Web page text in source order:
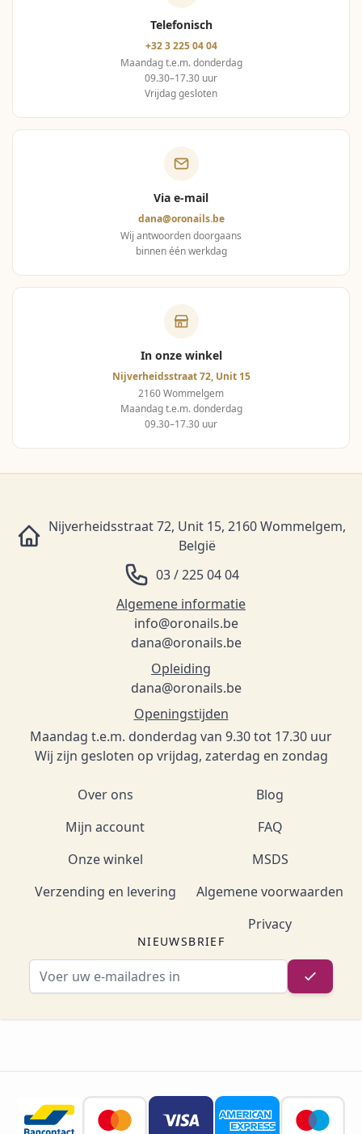
Telefonisch
+32 3 225 04 04
Maandag t.e.m. donderdag
09.30–17.30 uur
Vrijdag gesloten
Via e-mail
dana@oronails.be
Wij antwoorden doorgaans
binnen één werkdag
In onze winkel
Nijverheidsstraat 72, Unit 15
2160 Wommelgem
Maandag t.e.m. donderdag
09.30–17.30 uur
Nijverheidsstraat 72, Unit 15, 2160 Wommelgem,
België
03 / 225 04 04
Algemene informatie
info@oronails.be
dana@oronails.be
Opleiding
dana@oronails.be
Openingstijden
Maandag t.e.m. donderdag van 9.30 tot 17.30 uur
Wij zijn gesloten op vrijdag, zaterdag en zondag
Over ons
Mijn account
Onze winkel
Verzending en levering
Blog
FAQ
MSDS
Algemene voorwaarden
Privacy
NIEUWSBRIEF